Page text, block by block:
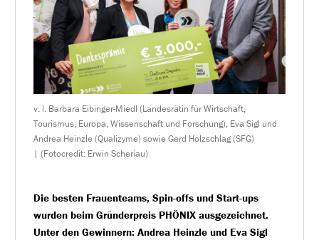
v. l. Barbara Eibinger-Miedl (Landesrätin für Wirtschaft,
Tourismus, Europa, Wissenschaft und Forschung), Eva Sigl und
Andrea Heinzle (Qualizyme) sowie Gerd Holzschlag (SFG)
| (Fotocredit: Erwin Scheriau)
Die besten Frauenteams, Spin-offs und Start-ups
wurden beim Gründerpreis PHÖNIX ausgezeichnet.
Unter den Gewinnern: Andrea Heinzle und Eva Sigl